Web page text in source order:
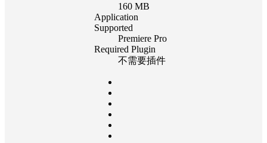
160 MB
Application
Supported
Premiere Pro
Required Plugin
不需要插件